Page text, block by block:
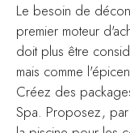
Le besoin de
premier moteur
doit plus être
mais comme
Créez des
Spa. Proposez, par